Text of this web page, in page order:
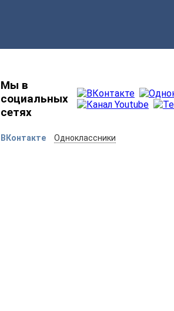
Мы в
социальных
сетях
ВКонтакте Одноклассники